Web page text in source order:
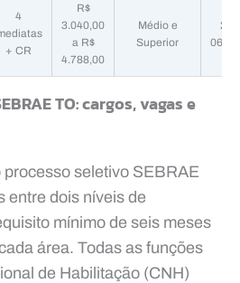
4
+ CR
R$
3.040,00
a R$
4.788,00
Médio e
Superior
22/
06/
TO: cargos, vagas e
seletivo SEBRAE
entre dois níveis de
mínimo de seis meses
área. Todas as funções
de Habilitação (CNH)